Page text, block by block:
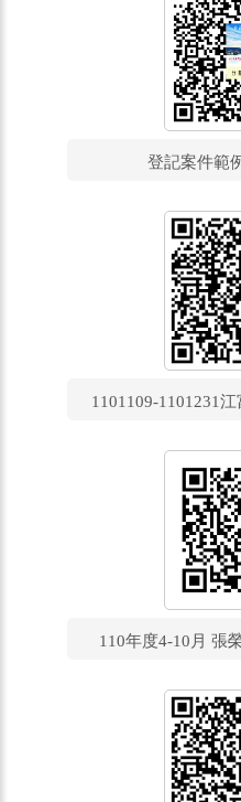
登記案件範
1101109-1101231
110年度4-10月 張